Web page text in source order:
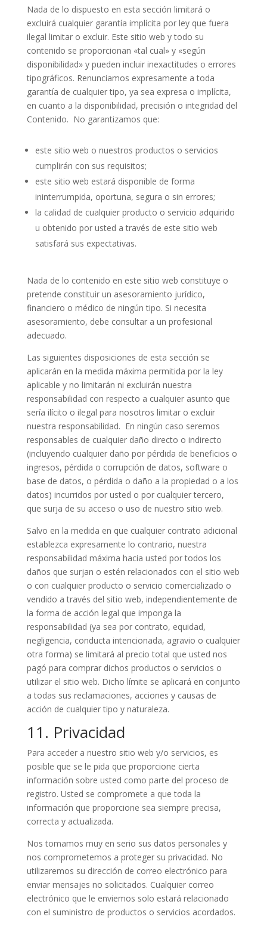
Nada de lo dispuesto en esta sección limitará o
excluirá cualquier garantía implícita por ley que fuera
ilegal limitar o excluir. Este sitio web y todo su
contenido se proporcionan «tal cual» y «según
disponibilidad» y pueden incluir inexactitudes o errores
tipográficos. Renunciamos expresamente a toda
garantía de cualquier tipo, ya sea expresa o implícita,
en cuanto a la disponibilidad, precisión o integridad del
Contenido. No garantizamos que:
este sitio web o nuestros productos o servicios
cumplirán con sus requisitos;
este sitio web estará disponible de forma
ininterrumpida, oportuna, segura o sin errores;
la calidad de cualquier producto o servicio adquirido
u obtenido por usted a través de este sitio web
satisfará sus expectativas.
Nada de lo contenido en este sitio web constituye o
pretende constituir un asesoramiento jurídico,
financiero o médico de ningún tipo. Si necesita
asesoramiento, debe consultar a un profesional
adecuado.
Las siguientes disposiciones de esta sección se
aplicarán en la medida máxima permitida por la ley
aplicable y no limitarán ni excluirán nuestra
responsabilidad con respecto a cualquier asunto que
sería ilícito o ilegal para nosotros limitar o excluir
nuestra responsabilidad. En ningún caso seremos
responsables de cualquier daño directo o indirecto
(incluyendo cualquier daño por pérdida de beneficios o
ingresos, pérdida o corrupción de datos, software o
base de datos, o pérdida o daño a la propiedad o a los
datos) incurridos por usted o por cualquier tercero,
que surja de su acceso o uso de nuestro sitio web.
Salvo en la medida en que cualquier contrato adicional
establezca expresamente lo contrario, nuestra
responsabilidad máxima hacia usted por todos los
daños que surjan o estén relacionados con el sitio web
o con cualquier producto o servicio comercializado o
vendido a través del sitio web, independientemente de
la forma de acción legal que imponga la
responsabilidad (ya sea por contrato, equidad,
negligencia, conducta intencionada, agravio o cualquier
otra forma) se limitará al precio total que usted nos
pagó para comprar dichos productos o servicios o
utilizar el sitio web. Dicho límite se aplicará en conjunto
a todas sus reclamaciones, acciones y causas de
acción de cualquier tipo y naturaleza.
11. Privacidad
Para acceder a nuestro sitio web y/o servicios, es
posible que se le pida que proporcione cierta
información sobre usted como parte del proceso de
registro. Usted se compromete a que toda la
información que proporcione sea siempre precisa,
correcta y actualizada.
Nos tomamos muy en serio sus datos personales y
nos comprometemos a proteger su privacidad. No
utilizaremos su dirección de correo electrónico para
enviar mensajes no solicitados. Cualquier correo
electrónico que le enviemos solo estará relacionado
con el suministro de productos o servicios acordados.